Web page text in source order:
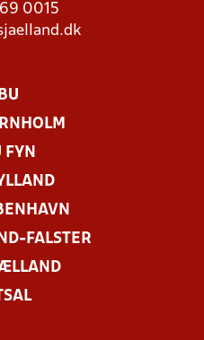
0015
FYN
FALSTER